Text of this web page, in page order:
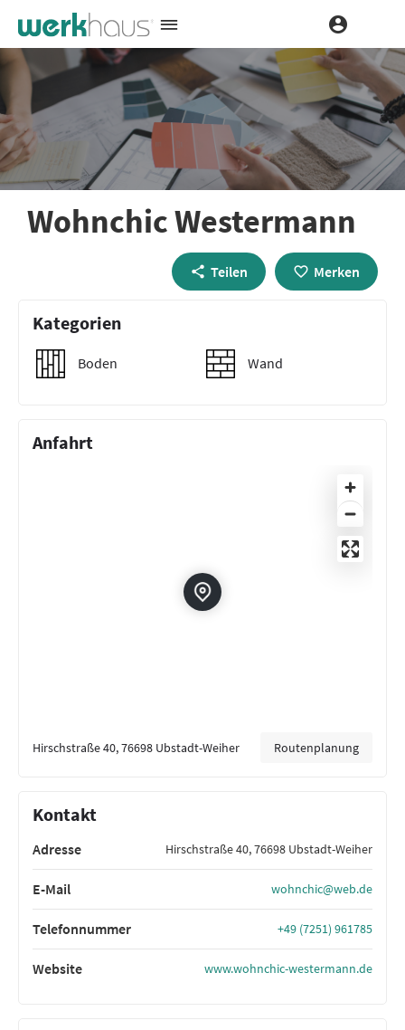
Wohnchic Westermann
Teilen Merken
Kategorien
Boden Wand
Anfahrt
Hirschstraße 40, 76698 Ubstadt-Weiher Routenplanung
Kontakt
Adresse Hirschstraße 40, 76698 Ubstadt-Weiher
E-Mail wohnchic@web.de
Telefonnummer +49 (7251) 961785
Website www.wohnchic-westermann.de